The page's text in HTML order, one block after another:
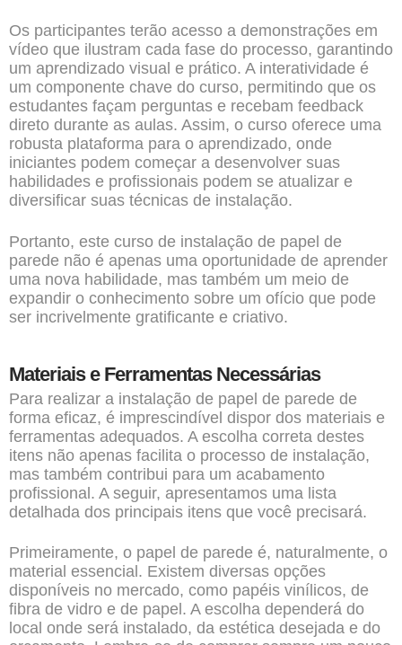
Os participantes terão acesso a demonstrações em
vídeo que ilustram cada fase do processo, garantindo
um aprendizado visual e prático. A interatividade é
um componente chave do curso, permitindo que os
estudantes façam perguntas e recebam feedback
direto durante as aulas. Assim, o curso oferece uma
robusta plataforma para o aprendizado, onde
iniciantes podem começar a desenvolver suas
habilidades e profissionais podem se atualizar e
diversificar suas técnicas de instalação.
Portanto, este curso de instalação de papel de
parede não é apenas uma oportunidade de aprender
uma nova habilidade, mas também um meio de
expandir o conhecimento sobre um ofício que pode
ser incrivelmente gratificante e criativo.
Materiais e Ferramentas Necessárias
Para realizar a instalação de papel de parede de
forma eficaz, é imprescindível dispor dos materiais e
ferramentas adequados. A escolha correta destes
itens não apenas facilita o processo de instalação,
mas também contribui para um acabamento
profissional. A seguir, apresentamos uma lista
detalhada dos principais itens que você precisará.
Primeiramente, o papel de parede é, naturalmente, o
material essencial. Existem diversas opções
disponíveis no mercado, como papéis vinílicos, de
fibra de vidro e de papel. A escolha dependerá do
local onde será instalado, da estética desejada e do